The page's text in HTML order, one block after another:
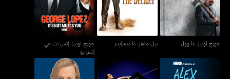
جورج لوبيز: ذا وول بيل ماهر: ذا ديسايدر
جورج لوبيز: إتس نت مي
إتس يو